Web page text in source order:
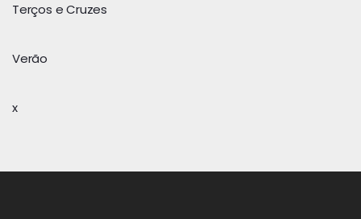
Terços e Cruzes
Verão
x